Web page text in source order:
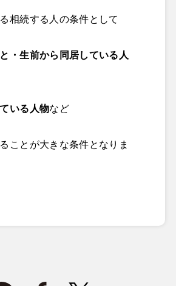
相続する人の条件として
・生前から同居している人
いる人物など
ことが大きな条件となりま